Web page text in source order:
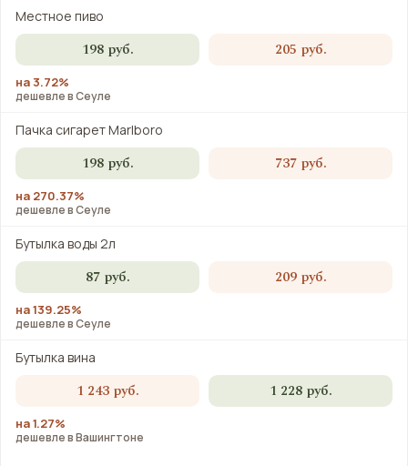
Местное пиво
198 руб. 205 руб.
на 3.72%
дешевле в Сеуле
Пачка сигарет Marlboro
198 руб. 737 руб.
на 270.37%
дешевле в Сеуле
Бутылка воды 2л
87 руб. 209 руб.
на 139.25%
дешевле в Сеуле
Бутылка вина
1 243 руб. 1 228 руб.
на 1.27%
дешевле в Вашингтоне